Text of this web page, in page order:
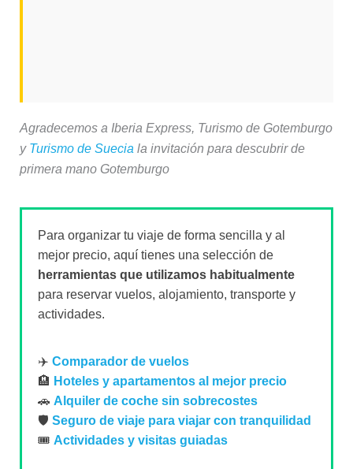
Agradecemos a Iberia Express, Turismo de Gotemburgo
y Turismo de Suecia la invitación para descubrir de
primera mano Gotemburgo
Para organizar tu viaje de forma sencilla y al
mejor precio, aquí tienes una selección de
herramientas que utilizamos habitualmente
para reservar vuelos, alojamiento, transporte y
actividades.
✈️ Comparador de vuelos
🏨 Hoteles y apartamentos al mejor precio
🚗 Alquiler de coche sin sobrecostes
🛡️ Seguro de viaje para viajar con tranquilidad
🎟️ Actividades y visitas guiadas